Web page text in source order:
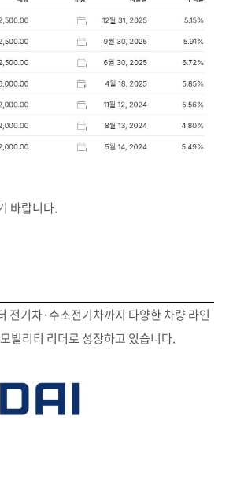
바랍니다.
전기차·수소전기차까지 다양한 차량 라인
빌리티 리더로 성장하고 있습니다.